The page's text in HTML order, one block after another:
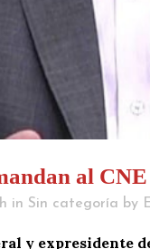
al
in Sin categoría by
y expresidente